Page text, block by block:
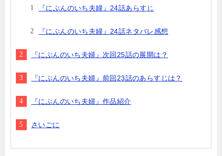
『にぶんのいち夫婦』24話あらすじ
『にぶんのいち夫婦』24話ネタバレ感想
『にぶんのいち夫婦』次回25話の展開は？
『にぶんのいち夫婦』前回23話のあらすじは？
『にぶんのいち夫婦』作品紹介
さいごに